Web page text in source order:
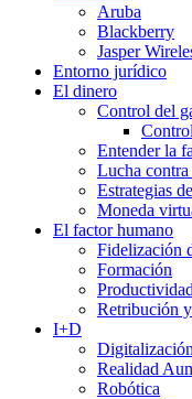
Aruba
Blackberry
Jasper
Entorno jurídico
El dinero
Control del
Entender la
Lucha
Estrategias
Moneda
El factor humano
Fidelización
Formación
Productividad
Retribución
I+D
Realidad
Robótica